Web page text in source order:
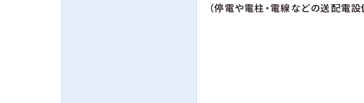
（停電や電柱・電線などの送配電